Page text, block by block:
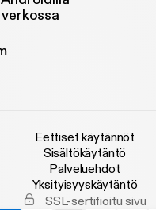
Eettiset käytännöt
Sisältökäytäntö
Palveluehdot
Yksityisyyskäytäntö
SSL-sertifioitu sivu